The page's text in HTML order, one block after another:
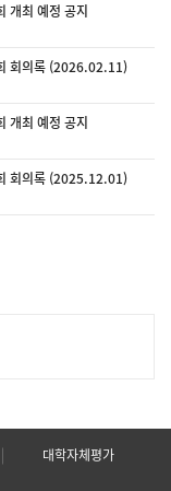
개최 예정 공지
회의록 (2026.02.11)
개최 예정 공지
회의록 (2025.12.01)
대학자체평가